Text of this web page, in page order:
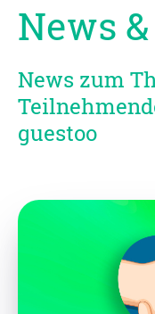
News
News zum
guestoo